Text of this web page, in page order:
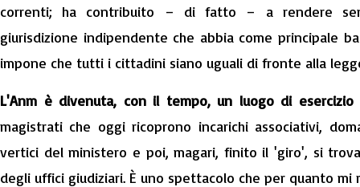
correnti; ha contribuito – di fatto – a rendere
giurisdizione indipendente che abbia come principale
impone che tutti i cittadini siano uguali di fronte alla
L'Anm è divenuta, con il tempo, un luogo di
magistrati che oggi ricoprono incarichi associativi,
vertici del ministero e poi, magari, finito il 'giro', si
degli uffici giudiziari. È uno spettacolo che per quanto